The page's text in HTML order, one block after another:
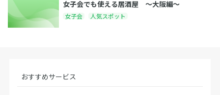
女子会でも使える居酒屋 〜大阪編〜
女子会 人気スポット
おすすめサービス